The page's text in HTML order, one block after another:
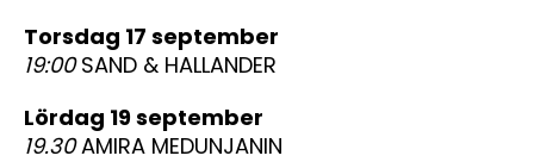
torsdag 17 september
19:00SAND & HALLANDER
lördag 19 september
19.30AMIRA MEDUNJANIN